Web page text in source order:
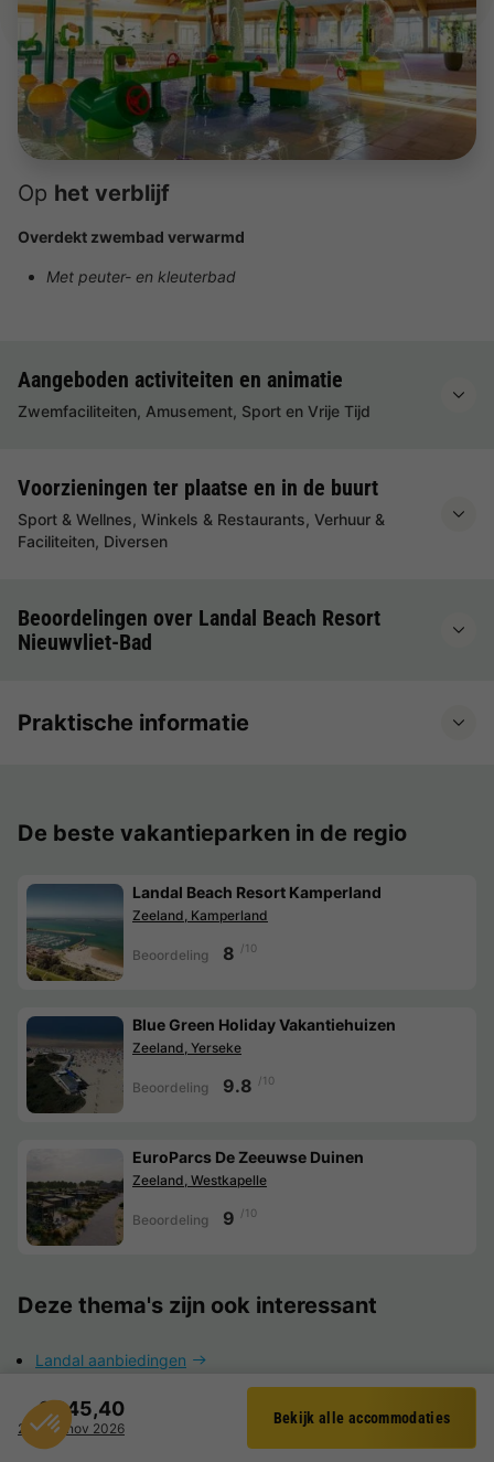
Filter
€ 245,40
23 - 27 nov 2026
Bekijk alle accommodaties
Op het verblijf
Overdekt zwembad verwarmd
Met peuter- en kleuterbad
Aangeboden activiteiten en animatie
Zwemfaciliteiten, Amusement, Sport en Vrije Tijd
Voorzieningen ter plaatse en in de buurt
Sport & Wellnes, Winkels & Restaurants, Verhuur &
Faciliteiten, Diversen
Beoordelingen over Landal Beach Resort
Nieuwvliet-Bad
Praktische informatie
De beste vakantieparken in de regio
Landal Beach Resort Kamperland
Zeeland, Kamperland
Beoordeling 8 /10
Blue Green Holiday Vakantiehuizen
Zeeland, Yerseke
Beoordeling 9.8 /10
EuroParcs De Zeeuwse Duinen
Zeeland, Westkapelle
Beoordeling 9 /10
Deze thema's zijn ook interessant
Landal aanbiedingen
Landal last minutes
Alle Landal parken in Nederland